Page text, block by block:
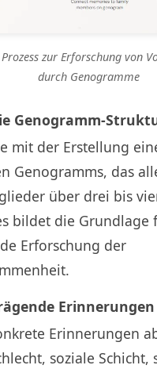
zur Erforschung von
durch Genogramme
Genogramm-
mit der Erstellung
Genogramms, das
über drei bis
bildet die Grundlage
Erforschung der
Erinnerungen
soziale Schicht,